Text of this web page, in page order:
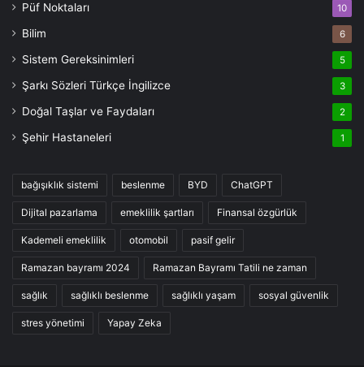
Püf Noktaları 10
Bilim 6
Sistem Gereksinimleri 5
Şarkı Sözleri Türkçe İngilizce 3
Doğal Taşlar ve Faydaları 2
Şehir Hastaneleri 1
bağışıklık sistemi beslenme BYD ChatGPT
Dijital pazarlama emeklilik şartları Finansal özgürlük
Kademeli emeklilik otomobil pasif gelir
Ramazan bayramı 2024 Ramazan Bayramı Tatili ne zaman
sağlık sağlıklı beslenme sağlıklı yaşam sosyal güvenlik
stres yönetimi Yapay Zeka